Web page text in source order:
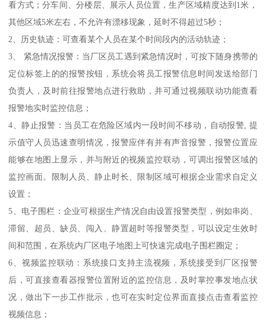
看方式；分车间、分楼层、展示人员位置，生产区域精度达到1米，
其他区域5米左右，不允许有漂移现象，延时不得超过5秒；
2、历史轨迹：可查看某个人员在某个时间段内的活动轨迹；
3、 紧急情况报警：当厂区员工遇到紧急情况时，可按下随身携带的
定位标签上的的报警按钮，系统会将员工报警信息时间发送给部门
负责人，及时前往报警地点进行救助，并可通过视频联动功能查看
报警地实时监控信息；
4、静止报警：当员工在危险区域内一段时间不移动，自动报警, 提
示值守人员迅速查明情况，报警应伴有并有声音报警，报警位置应
能够在地图上显示，并与附近的视频监控联动，可调出报警区域的
监控画面。限制人员、静止时长、限制区域可根据企业需求自定义
设置；
5、电子围栏：企业可根据生产情况自由设置报警类型，例如串岗、
滞留、超员、缺员、闯入、静置超时等报警类型，可以设定生效时
间和范围，在系统内厂区电子地图上可快速完成电子围栏圈定；
6、视频监控联动：系统接口支持主流视频，系统接受到厂区报警
后，可直接查看器报警位置附近的监控信息，及时掌控事发地点状
况，做出下一步工作批示，也可在实时定位界面直接点击查看监控
视频信息；